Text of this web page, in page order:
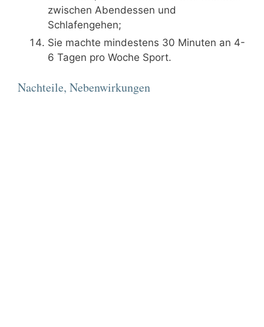
zwischen Abendessen und
Schlafengehen;
Sie machte mindestens 30 Minuten an 4-
6 Tagen pro Woche Sport.
Nachteile, Nebenwirkungen